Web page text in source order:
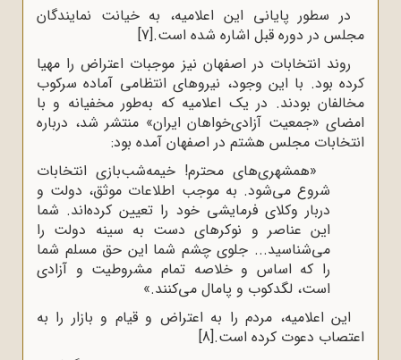
در سطور پایانی این اعلامیه، به خیانت نمایندگان
مجلس در دوره قبل اشاره شده است.[7]
روند انتخابات در اصفهان نیز موجبات اعتراض را مهیا
کرده بود. با این وجود، نیروهای انتظامی آماده سرکوب
مخالفان بودند. در یک اعلامیه که به‌طور مخفیانه و با
امضای «جمعیت آزادی‌خواهان ایران» منتشر شد، درباره
انتخابات مجلس هشتم در اصفهان آمده بود:
«همشهری‌های محترم! خیمه‌شب‌بازی انتخابات
شروع می‌شود. به موجب اطلاعات موثق، دولت و
دربار وکلای فرمایشی خود را تعیین کرده‌اند. شما
این عناصر و نوکرهای دست به سینه دولت را
می‌شناسید... جلوی چشم شما این حق مسلم شما
را که اساس و خلاصه تمام مشروطیت و آزادی
است، لگدکوب و پامال می‌کنند.»
این اعلامیه، مردم را به اعتراض و قیام و بازار را به
اعتصاب دعوت کرده است.[8]